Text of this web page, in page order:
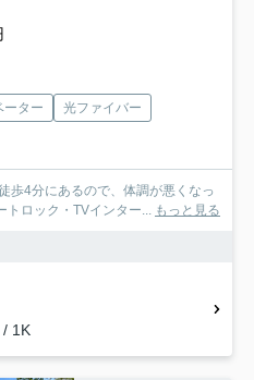
ーター
光ファイバー
歩4分にあるので、体調が悪くなっ
ロック・TVインター...
もっと見る
/ 1K